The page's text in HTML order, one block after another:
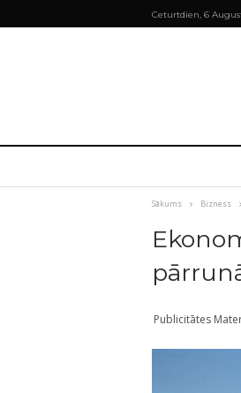
Ceturtdien, 6
Sākums Bizness
Publicitātes